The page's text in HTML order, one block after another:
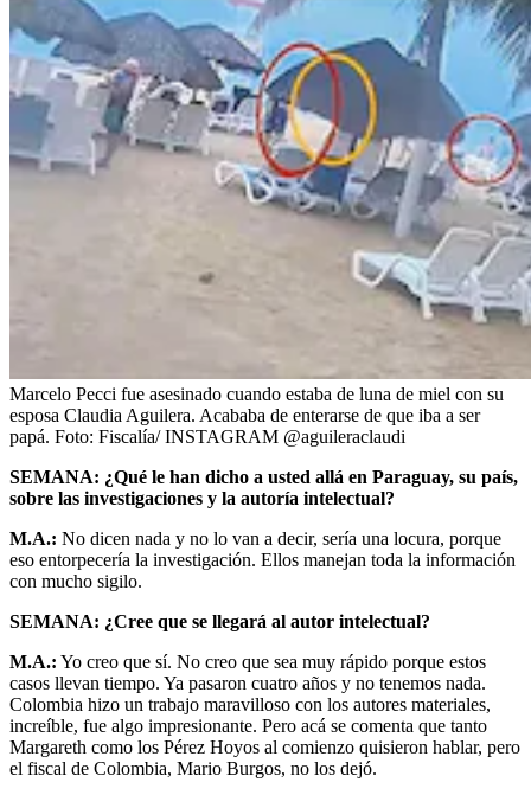
Marcelo Pecci fue asesinado cuando estaba de luna de miel con su
esposa Claudia Aguilera. Acababa de enterarse de que iba a ser
papá. Foto: Fiscalía/ INSTAGRAM @aguileraclaudi
SEMANA: ¿Qué le han dicho a usted allá en Paraguay, su país,
sobre las investigaciones y la autoría intelectual?
M.A.: No dicen nada y no lo van a decir, sería una locura, porque
eso entorpecería la investigación. Ellos manejan toda la información
con mucho sigilo.
SEMANA: ¿Cree que se llegará al autor intelectual?
M.A.: Yo creo que sí. No creo que sea muy rápido porque estos
casos llevan tiempo. Ya pasaron cuatro años y no tenemos nada.
Colombia hizo un trabajo maravilloso con los autores materiales,
increíble, fue algo impresionante. Pero acá se comenta que tanto
Margareth como los Pérez Hoyos al comienzo quisieron hablar, pero
el fiscal de Colombia, Mario Burgos, no los dejó.